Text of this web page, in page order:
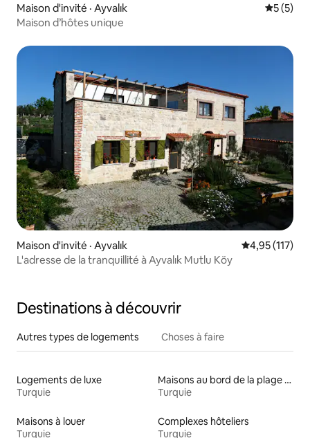
Maison d'invité · Ayvalık Note
5 (5)
Maison d’hôtes unique
Maison d'invité · Ayvalık Note
4,95 (117)
L'adresse de la tranquillité à Ayvalık Mutlu Köy
Destinations à découvrir
Autres types de logements Choses à faire
Logements de luxe
Turquie
Maisons au bord de la plage à louer
Turquie
Maisons à louer
Turquie
Complexes hôteliers
Turquie